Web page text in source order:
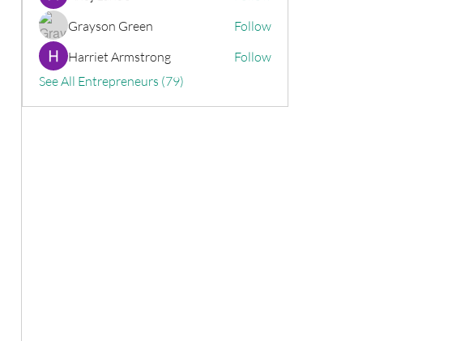
Grayson Green
Follow
Harriet Armstrong
Follow
See All Entrepreneurs (79)